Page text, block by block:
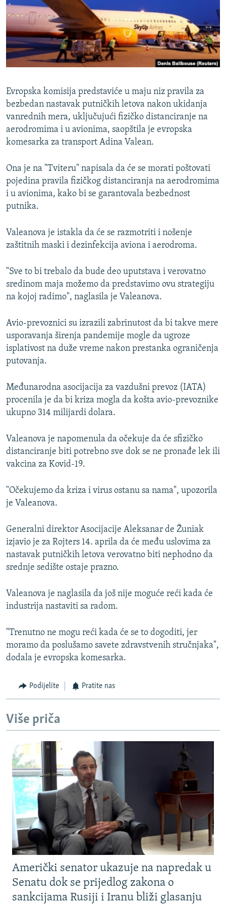
ISPRIČAJ MI
DNEVNO@RSE
SPECIJALI RSE
VIŠE OD NASLOVA
POPLAVE I KLIZIŠTA U BIH 2024.
TV LIBERTY
POST SCRIPTUM
TRI DECENIJE OD RATA U BIH
SVE KARTE DEJTONA
NASTANAK I RASPAD JUGOSLAVIJE
Sve RFE/RL stranice
Evropska komisija predstaviće u maju niz pravila za
bezbedan nastavak putničkih letova nakon ukidanja
vanrednih mera, uključujući fizičko distanciranje na
aerodromima i u avionima, saopštila je evropska
komesarka za transport Adina Valean.
Ona je na "Tviteru" napisala da će se morati poštovati
pojedina pravila fizičkog distanciranja na aerodromima
i u avionima, kako bi se garantovala bezbednost
putnika.
Valeanova je istakla da će se razmotriti i nošenje
zaštitnih maski i dezinfekcija aviona i aerodroma.
"Sve to bi trebalo da bude deo uputstava i verovatno
sredinom maja možemo da predstavimo ovu strategiju
na kojoj radimo", naglasila je Valeanova.
Avio-prevoznici su izrazili zabrinutost da bi takve mere
usporavanja širenja pandemije mogle da ugroze
isplativost na duže vreme nakon prestanka ograničenja
putovanja.
Međunarodna asocijacija za vazdušni prevoz (IATA)
procenila je da bi kriza mogla da košta avio-prevoznike
ukupno 314 milijardi dolara.
Valeanova je napomenula da očekuje da će sfizičko
distanciranje biti potrebno sve dok se ne pronađe lek ili
vakcina za Kovid-19.
"Očekujemo da kriza i virus ostanu sa nama", upozorila
je Valeanova.
Generalni direktor Asocijacije Aleksanar de Žuniak
izjavio je za Rojters 14. aprila da će među uslovima za
nastavak putničkih letova verovatno biti nephodno da
srednje sedište ostaje prazno.
Valeanova je naglasila da još nije moguće reći kada će
industrija nastaviti sa radom.
"Trenutno ne mogu reći kada će se to dogoditi, jer
moramo da poslušamo savete zdravstvenih stručnjaka",
dodala je evropska komesarka.
Podijelite Pratite nas
Više priča
Američki senator ukazuje na napredak u
Senatu dok se prijedlog zakona o
sankcijama Rusiji i Iranu bliži glasanju